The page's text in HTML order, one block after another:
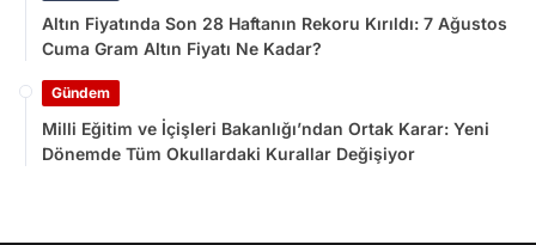
Altın Fiyatında Son 28 Haftanın Rekoru Kırıldı: 7 Ağustos
Cuma Gram Altın Fiyatı Ne Kadar?
Gündem
Milli Eğitim ve İçişleri Bakanlığı’ndan Ortak Karar: Yeni
Dönemde Tüm Okullardaki Kurallar Değişiyor